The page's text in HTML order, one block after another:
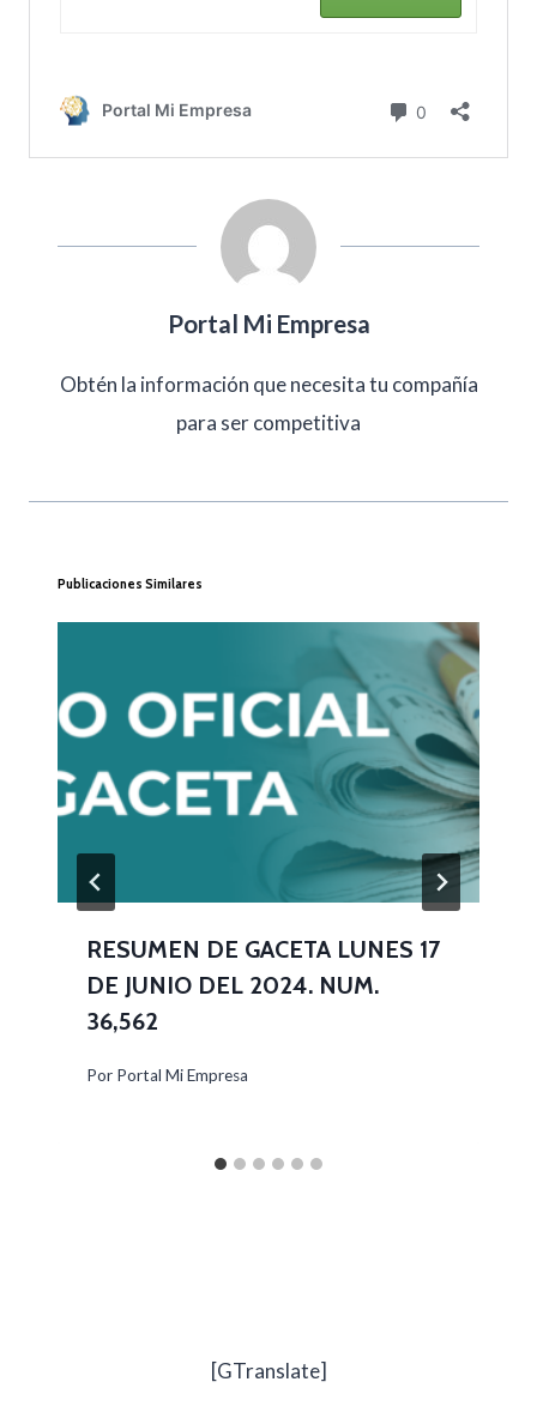
Portal Mi Empresa
Obtén la información que necesita tu compañía
para ser competitiva
Publicaciones Similares
RESUMEN DE GACETA LUNES 17
DE JUNIO DEL 2024. NUM.
36,562
Por Portal Mi Empresa
[GTranslate]